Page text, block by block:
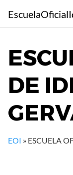
l
DE
EOI » ESCUELA